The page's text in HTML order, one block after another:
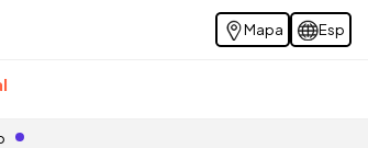
Mapa Esp